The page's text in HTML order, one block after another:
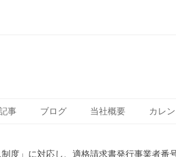
事 ブログ 当社概要 カレ
度」に対応し、適格請求書発行事業者番